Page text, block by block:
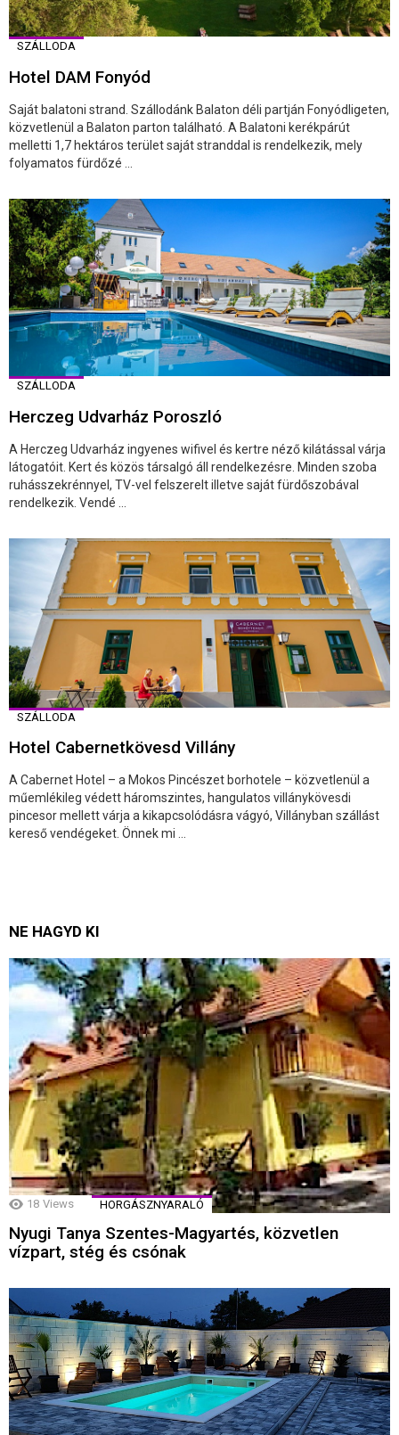
SZÁLLODA
Hotel DAM Fonyód
Saját balatoni strand. Szállodánk Balaton déli partján Fonyódligeten,
közvetlenül a Balaton parton található. A Balatoni kerékpárút
melletti 1,7 hektáros terület saját stranddal is rendelkezik, mely
folyamatos fürdőzé ...
SZÁLLODA
Herczeg Udvarház Poroszló
A Herczeg Udvarház ingyenes wifivel és kertre néző kilátással várja
látogatóit. Kert és közös társalgó áll rendelkezésre. Minden szoba
ruhásszekrénnyel, TV-vel felszerelt illetve saját fürdőszobával
rendelkezik. Vendé ...
SZÁLLODA
Hotel Cabernetkövesd Villány
A Cabernet Hotel – a Mokos Pincészet borhotele – közvetlenül a
műemlékileg védett háromszintes, hangulatos villánykövesdi
pincesor mellett várja a kikapcsolódásra vágyó, Villányban szállást
kereső vendégeket. Önnek mi ...
NE HAGYD KI
18 Views HORGÁSZNYARALÓ
Nyugi Tanya Szentes-Magyartés, közvetlen
vízpart, stég és csónak